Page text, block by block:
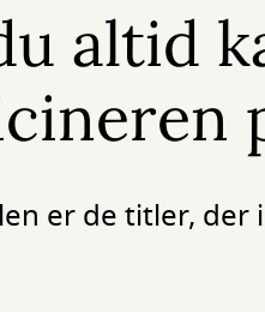
altid
er de titler,